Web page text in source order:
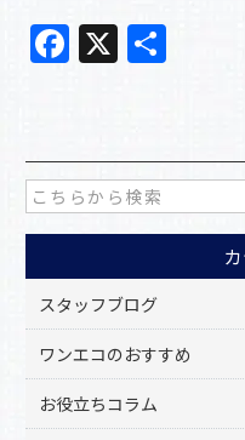
F
e
b
o
o
k
X
スタッフブログ
ワンエコのおすすめ
お役立ちコラム